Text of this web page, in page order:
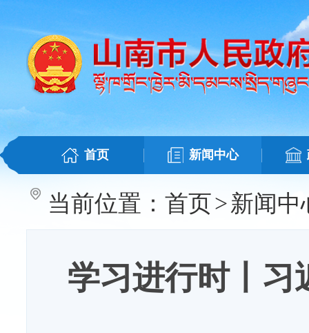
首页 新闻中心
当前位置： 首页>新闻中
学习进行时丨习